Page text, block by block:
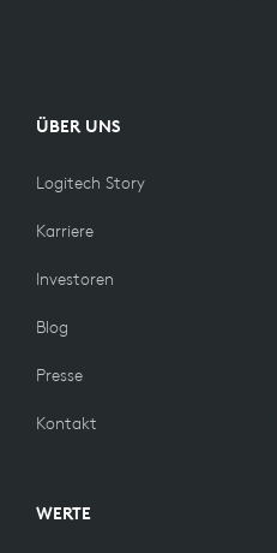
ÜBER UNS
Logitech Story
Karriere
Investoren
Blog
Presse
Kontakt
WERTE